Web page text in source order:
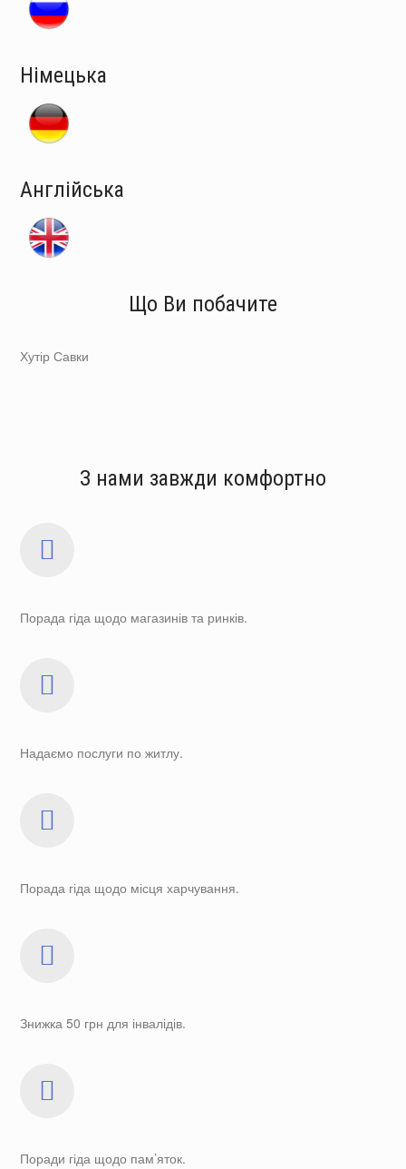
Німецька
Англійська
Що Ви побачите
Хутір Савки
З нами завжди комфортно
Порада гіда щодо магазинів та ринків.
Надаємо послуги по житлу.
Порада гіда щодо місця харчування.
Знижка 50 грн для інвалідів.
Поради гіда щодо пам’яток.